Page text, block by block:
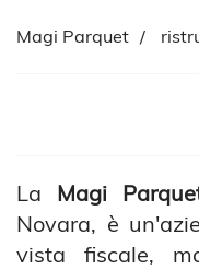
Magi Parquet
La Magi
Novara, è
vista fiscale,